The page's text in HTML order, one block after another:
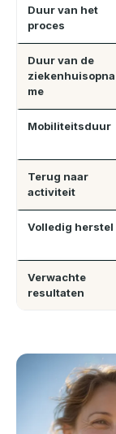
Duur van het
proces
Duur van de
ziekenhuisopna
me
Mobiliteitsduur
Terug naar
activiteit
Volledig herstel
Verwachte
resultaten